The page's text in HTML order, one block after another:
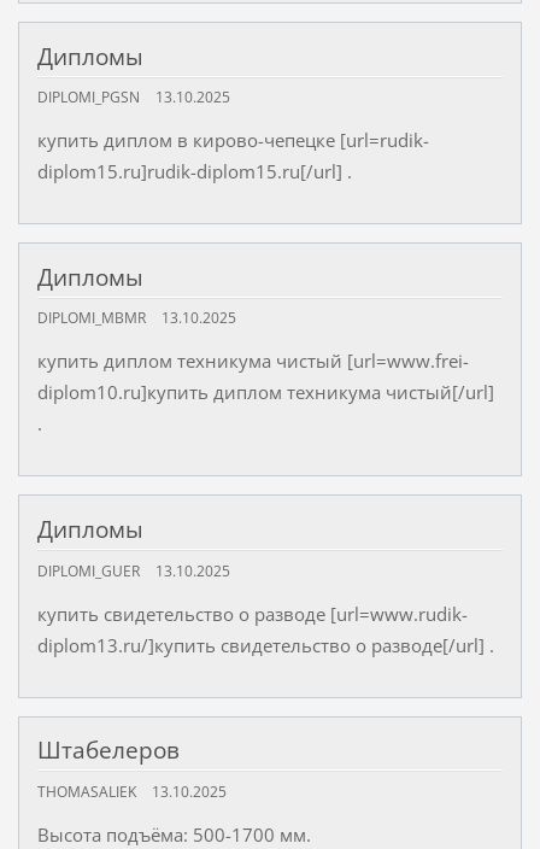
Дипломы
DIPLOMI_PGSN 13.10.2025
купить диплом в кирово-чепецке [url=rudik-
diplom15.ru]rudik-diplom15.ru[/url] .
Дипломы
DIPLOMI_MBMR 13.10.2025
купить диплом техникума чистый [url=www.frei-
diplom10.ru]купить диплом техникума чистый[/url]
.
Дипломы
DIPLOMI_GUER 13.10.2025
купить свидетельство о разводе [url=www.rudik-
diplom13.ru/]купить свидетельство о разводе[/url] .
Штабелеров
THOMASALIEK 13.10.2025
Высота подъёма: 500-1700 мм.